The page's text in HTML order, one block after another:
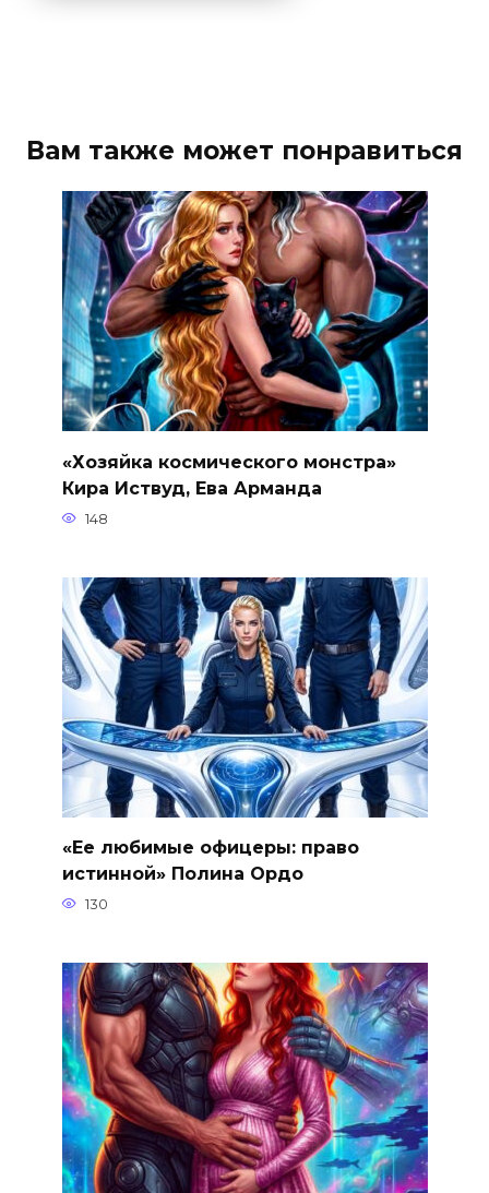
Вам также может понравиться
«Хозяйка космического монстра»
Кира Иствуд, Ева Арманда
148
«Ее любимые офицеры: право
истинной» Полина Ордо
130